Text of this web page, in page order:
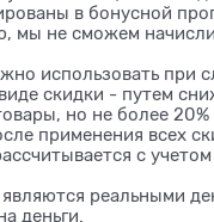
в бонусной
мы не сможем
использовать при
скидки - путем
но не более
применения всех
с
реальными
деньги.